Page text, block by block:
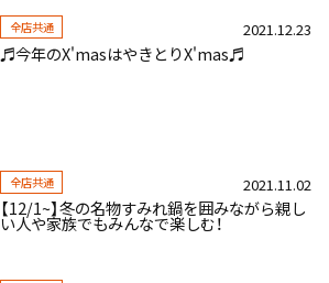
全店共通 2021.12.23
♬今年のX'masはやきとりX'mas♬
全店共通 2021.11.02
【12/1~】冬の名物すみれ鍋を囲みながら親し
い人や家族でもみんなで楽しむ！